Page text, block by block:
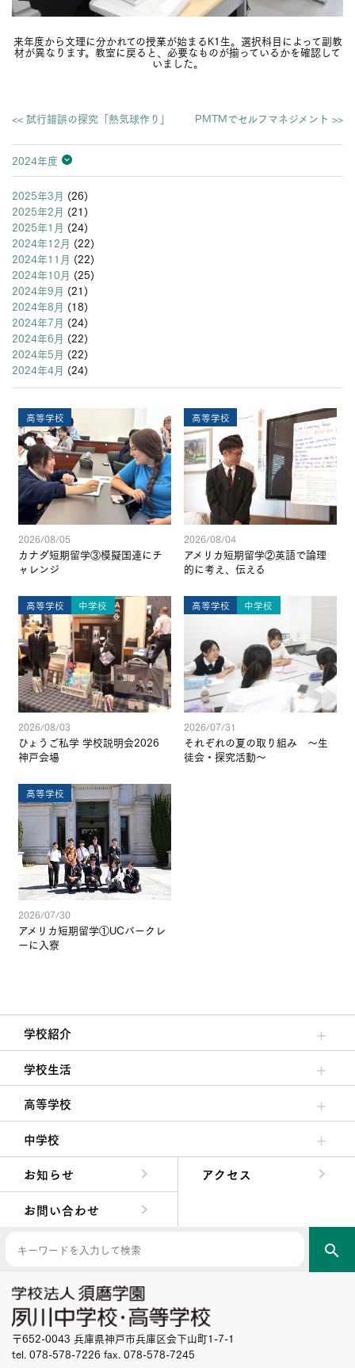
来年度から文理に分かれての授業が始まるK1生。選択科目によって副教
材が異なります。教室に戻ると、必要なものが揃っているかを確認して
いました。
<< 試行錯誤の探究「熱気球作り」 PMTMでセルフマネジメント >>
2024年度
2026年度
2025年度
2024年度
2023年度
2022年度
2021年度
2020年度
2019年度
2018年度
2017年度
2016年度
2015年度
2014年度
2013年度
2025年3月 (26)
2025年2月 (21)
2025年1月 (24)
2024年12月 (22)
2024年11月 (22)
2024年10月 (25)
2024年9月 (21)
2024年8月 (18)
2024年7月 (24)
2024年6月 (22)
2024年5月 (22)
2024年4月 (24)
高等学校
2026/08/05
カナダ短期留学③模擬国連にチ
ャレンジ
高等学校
2026/08/04
アメリカ短期留学②英語で論理
的に考え、伝える
高等学校 中学校
2026/08/03
ひょうご私学 学校説明会2026
神戸会場
高等学校 中学校
2026/07/31
それぞれの夏の取り組み ～生
徒会・探究活動～
高等学校
2026/07/30
アメリカ短期留学①UCバークレ
ーに入寮
学校紹介
理事長/学園長メッセージ
安心して任せられる学校
沿革
施設・設備
大学合格実績
学校生活
クラブ活動・生徒会活動
夙川ブログ
制服紹介
夙川カレンダー
高等学校
高校校長からの挨拶
高校の教育方針／特色
特進コース／進学コース
年間行事
先輩たちの声・生徒たちの声
中学校
中学校長からの挨拶
中学校の教育方針／特色
Aコース／Bコース
年間行事
先輩たちの声・生徒たちの声
お知らせ
アクセス
お問い合わせ
search
〒652-0043 兵庫県神戸市兵庫区会下山町1-7-1
tel. 078-578-7226 fax. 078-578-7245